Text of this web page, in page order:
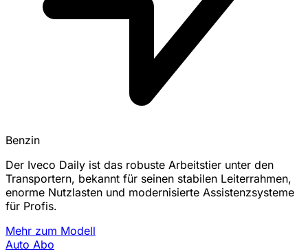
Benzin
Der Iveco Daily ist das robuste Arbeitstier unter den
Transportern, bekannt für seinen stabilen Leiterrahmen,
enorme Nutzlasten und modernisierte Assistenzsysteme
für Profis.
Mehr zum Modell
Auto Abo